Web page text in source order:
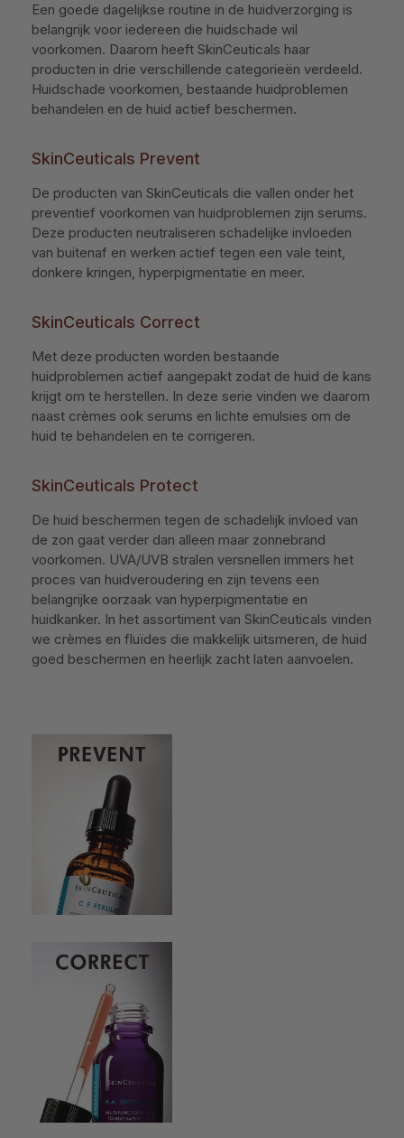
Een goede dagelijkse routine in de huidverzorging is
belangrijk voor iedereen die huidschade wil
voorkomen. Daarom heeft SkinCeuticals haar
producten in drie verschillende categorieën verdeeld.
Huidschade voorkomen, bestaande huidproblemen
behandelen en de huid actief beschermen.
SkinCeuticals Prevent
De producten van SkinCeuticals die vallen onder het
preventief voorkomen van huidproblemen zijn serums.
Deze producten neutraliseren schadelijke invloeden
van buitenaf en werken actief tegen een vale teint,
donkere kringen, hyperpigmentatie en meer.
SkinCeuticals Correct
Met deze producten worden bestaande
huidproblemen actief aangepakt zodat de huid de kans
krijgt om te herstellen. In deze serie vinden we daarom
naast crèmes ook serums en lichte emulsies om de
huid te behandelen en te corrigeren.
SkinCeuticals Protect
De huid beschermen tegen de schadelijk invloed van
de zon gaat verder dan alleen maar zonnebrand
voorkomen. UVA/UVB stralen versnellen immers het
proces van huidveroudering en zijn tevens een
belangrijke oorzaak van hyperpigmentatie en
huidkanker. In het assortiment van SkinCeuticals vinden
we crèmes en fluïdes die makkelijk uitsmeren, de huid
goed beschermen en heerlijk zacht laten aanvoelen.